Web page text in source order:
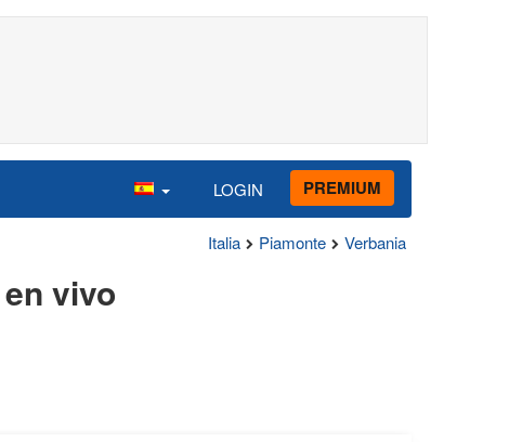
LOGIN PREMIUM
Italia Piamonte Verbania
vivo